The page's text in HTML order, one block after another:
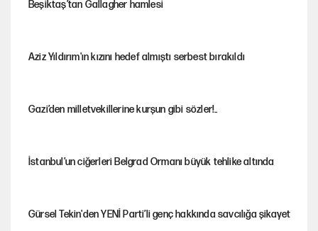
Beşiktaş’tan Gallagher hamlesi
Aziz Yıldırım'ın kızını hedef almıştı serbest bırakıldı
Gazi’den milletvekillerine kurşun gibi sözler!..
İstanbul’un ciğerleri Belgrad Ormanı büyük tehlike altında
Gürsel Tekin'den YENİ Parti’li genç hakkında savcılığa şikayet